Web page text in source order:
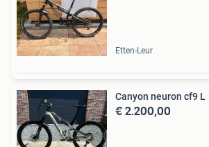
Etten-Leur
Canyon neuron cf9 L
€ 2.200,00